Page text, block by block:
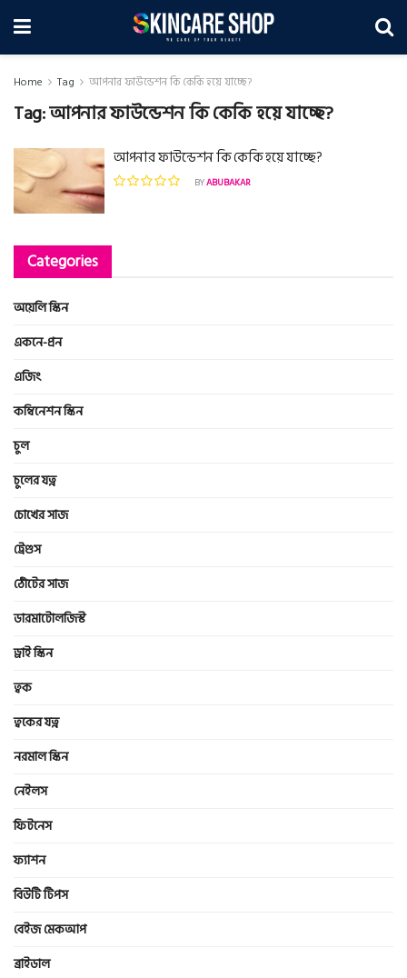
Home Tag আপনার ফাউন্ডেশন কি কেকি হয়ে যাচ্ছে?
Tag:আপনার ফাউন্ডেশন কি কেকি হয়ে যাচ্ছে?
আপনার ফাউন্ডেশন কি কেকি হয়ে যাচ্ছে?
BYABUBAKAR
Categories
অয়েলি স্কিন
একনে-প্রন
এজিং
কম্বিনেশন স্কিন
চুল
চুলের যত্ন
চোখের সাজ
ট্রেণ্ডস
ঠোঁটের সাজ
ডারমাটোলজিস্ট
ড্রাই স্কিন
ত্বক
ত্বকের যত্ন
নরমাল স্কিন
নেইলস
ফিটনেস
ফ্যাশন
বিউটি টিপস
বেইজ মেকআপ
ব্রাইডাল